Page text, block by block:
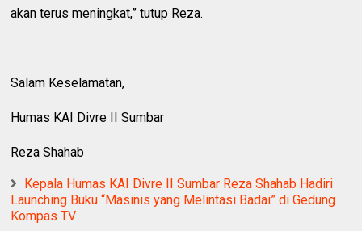
akan terus meningkat,” tutup Reza.
Salam Keselamatan,
Humas KAI Divre II Sumbar
Reza Shahab
Kepala Humas KAI Divre II Sumbar Reza Shahab Hadiri
Launching Buku “Masinis yang Melintasi Badai” di Gedung
Kompas TV ‎